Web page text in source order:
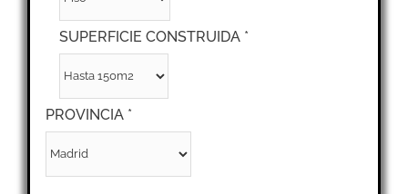
SUPERFICIE CONSTRUIDA *
PROVINCIA *